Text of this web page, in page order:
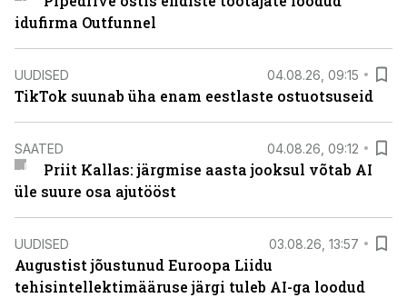
idufirma Outfunnel
UUDISED 04.08.26, 09:15
TikTok suunab üha enam eestlaste ostuotsuseid
SAATED 04.08.26, 09:12
Priit Kallas: järgmise aasta jooksul võtab AI
üle suure osa ajutööst
UUDISED 03.08.26, 13:57
Augustist jõustunud Euroopa Liidu
tehisintellektimääruse järgi tuleb AI-ga loodud